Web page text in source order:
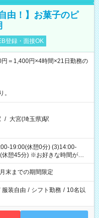
由！】お菓子のピ
登録・面接OK
＝1,400円×4時間×21日勤務の
。
/ 大宮(埼玉県)駅
19:00(休憩0分) (3)14:00-
憩45分) ※お好きな時間が選べ
末までの期間限定
服装自由 / シフト勤務 / 10名以